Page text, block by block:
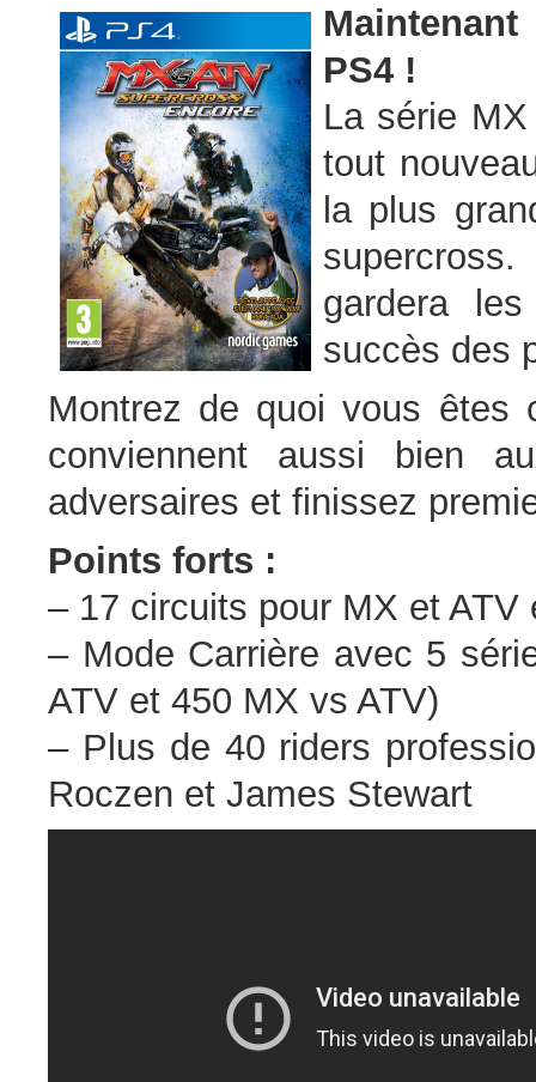
PS4 !
La série
tout
la plus
gardera
succès des
Montrez de quoi vous êtes
conviennent aussi bien
adversaires et finissez
Points forts :
– 17 circuits pour MX et
– Mode Carrière avec 5
ATV et 450 MX vs ATV)
– Plus de 40 riders
Roczen et James Stewart